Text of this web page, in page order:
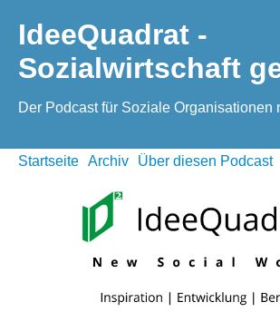
IdeeQuadrat -
Sozialwirtschaft
Der Podcast für Soziale Organisationen
Startseite Archiv Über diesen Podcast